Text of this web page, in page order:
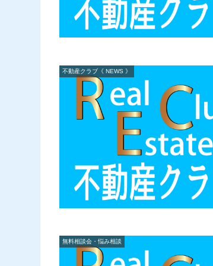
不動産クラブ《 NEWS 》
無料相談会・悩み相談